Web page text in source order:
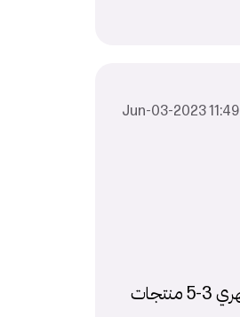
11:49 2023-Jun-03
5. وبالنهاية الاستمرار هو الي راح يجيب النتيجة ويجب تخصيص بشكل شهري 3-5 منتجات